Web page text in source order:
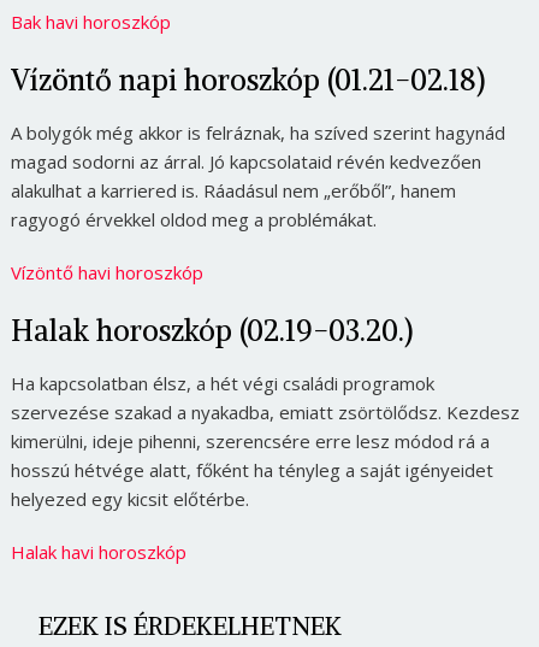
Bak havi horoszkóp
Vízöntő napi horoszkóp (01.21-02.18)
A bolygók még akkor is felráznak, ha szíved szerint hagynád
magad sodorni az árral. Jó kapcsolataid révén kedvezően
alakulhat a karriered is. Ráadásul nem „erőből”, hanem
ragyogó érvekkel oldod meg a problémákat.
Vízöntő havi horoszkóp
Halak horoszkóp (02.19-03.20.)
Ha kapcsolatban élsz, a hét végi családi programok
szervezése szakad a nyakadba, emiatt zsörtölődsz. Kezdesz
kimerülni, ideje pihenni, szerencsére erre lesz módod rá a
hosszú hétvége alatt, főként ha tényleg a saját igényeidet
helyezed egy kicsit előtérbe.
Halak havi horoszkóp
EZEK IS ÉRDEKELHETNEK